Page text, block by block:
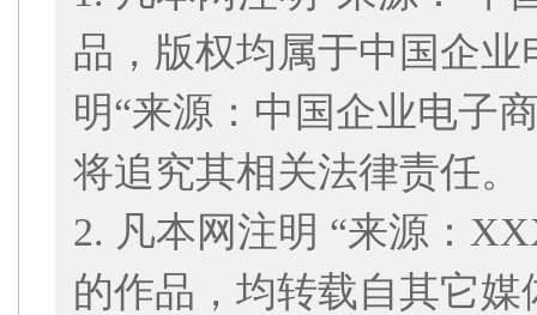
品，版权均属于中国企
明“来源：中国企业电子
将追究其相关法律责任。
2. 凡本网注明 “来源：
的作品，均转载自其它